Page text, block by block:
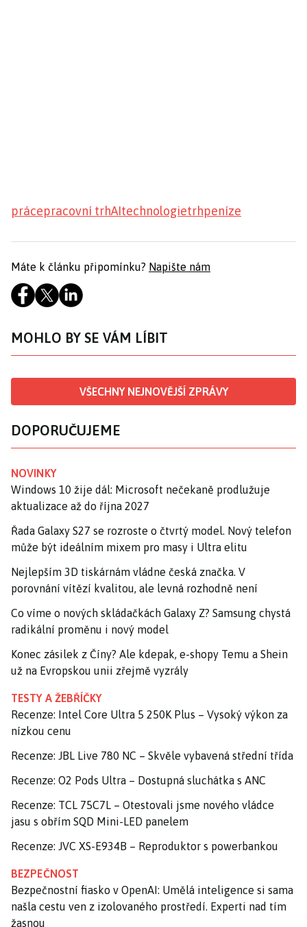
prácepracovní trhAItechnologietrhpeníze
Máte k článku připomínku? Napište nám
MOHLO BY SE VÁM LÍBIT
VŠECHNY NEJNOVĚJŠÍ ZPRÁVY
DOPORUČUJEME
NOVINKY
Windows 10 žije dál: Microsoft nečekaně prodlužuje
aktualizace až do října 2027
Řada Galaxy S27 se rozroste o čtvrtý model. Nový telefon
může být ideálním mixem pro masy i Ultra elitu
Nejlepším 3D tiskárnám vládne česká značka. V
porovnání vítězí kvalitou, ale levná rozhodně není
Co víme o nových skládačkách Galaxy Z? Samsung chystá
radikální proměnu i nový model
Konec zásilek z Číny? Ale kdepak, e-shopy Temu a Shein
už na Evropskou unii zřejmě vyzrály
TESTY A ŽEBŘÍČKY
Recenze: Intel Core Ultra 5 250K Plus – Vysoký výkon za
nízkou cenu
Recenze: JBL Live 780 NC – Skvěle vybavená střední třída
Recenze: O2 Pods Ultra – Dostupná sluchátka s ANC
Recenze: TCL 75C7L – Otestovali jsme nového vládce
jasu s obřím SQD Mini-LED panelem
Recenze: JVC XS-E934B – Reproduktor s powerbankou
BEZPEČNOST
Bezpečnostní fiasko v OpenAI: Umělá inteligence si sama
našla cestu ven z izolovaného prostředí. Experti nad tím
žasnou